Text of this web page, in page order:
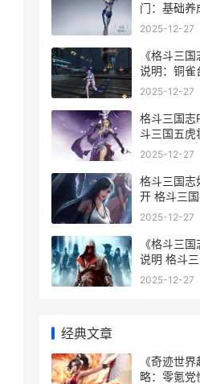
门：基础养
+特色方法
2025-12-27
《格斗三
说明：铜雀
演武场规则
2025-12-27
格斗三国志
斗三国五虎
2025-12-27
格斗三国志
开 格斗三
2025-12-27
《格斗三
说明 格斗
2025-12-27
经典文章
《奇迹世
略：零氪党